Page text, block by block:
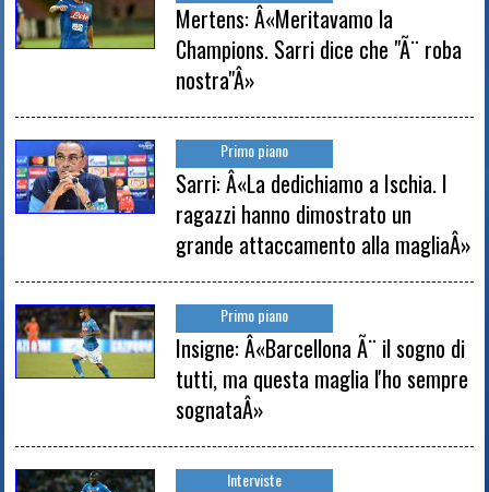
Mertens: Â«Meritavamo la
Champions. Sarri dice che "Ã¨ roba
nostra"Â»
Primo piano
Sarri: Â«La dedichiamo a Ischia. I
ragazzi hanno dimostrato un
grande attaccamento alla magliaÂ»
Primo piano
Insigne: Â«Barcellona Ã¨ il sogno di
tutti, ma questa maglia l'ho sempre
sognataÂ»
Interviste